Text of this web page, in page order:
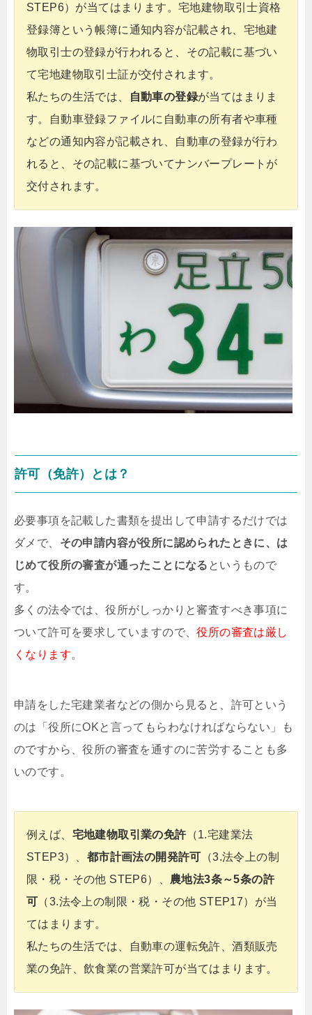
STEP6）が当てはまります。宅地建物取引士資格
登録簿という帳簿に通知内容が記載され、宅地建
物取引士の登録が行われると、その記載に基づい
て宅地建物取引士証が交付されます。
私たちの生活では、
自動車の登録が当てはまりま
す。自動車登録ファイルに自動車の所有者や車種
などの通知内容が記載され、自動車の登録が行わ
れると、その記載に基づいてナンバープレートが
交付されます。
許可（免許）とは？
必要事項を記載した書類を提出して申請するだけでは
ダメで、 その申請内容が役所に認められたときに、は
じめて役所の審査が通ったことになる というもので
す。
多くの法令では、役所がしっかりと審査すべき事項に
ついて許可を要求していますので、役所の審査は厳し
くなります。
申請をした宅建業者などの側から見ると、許可という
のは「役所にOKと言ってもらわなければならない」も
のですから、役所の審査を通すのに苦労することも多
いのです。
例えば、 宅地建物取引業の免許（1.宅建業法
STEP3）、 都市計画法の開発許可 （3.法令上の制
限・税・その他 STEP6）、 農地法3条～5条の許
可 （3.法令上の制限・税・その他 STEP17）が当
てはまります。
私たちの生活では、自動車の運転免許、酒類販売
業の免許、飲食業の営業許可が当てはまります。